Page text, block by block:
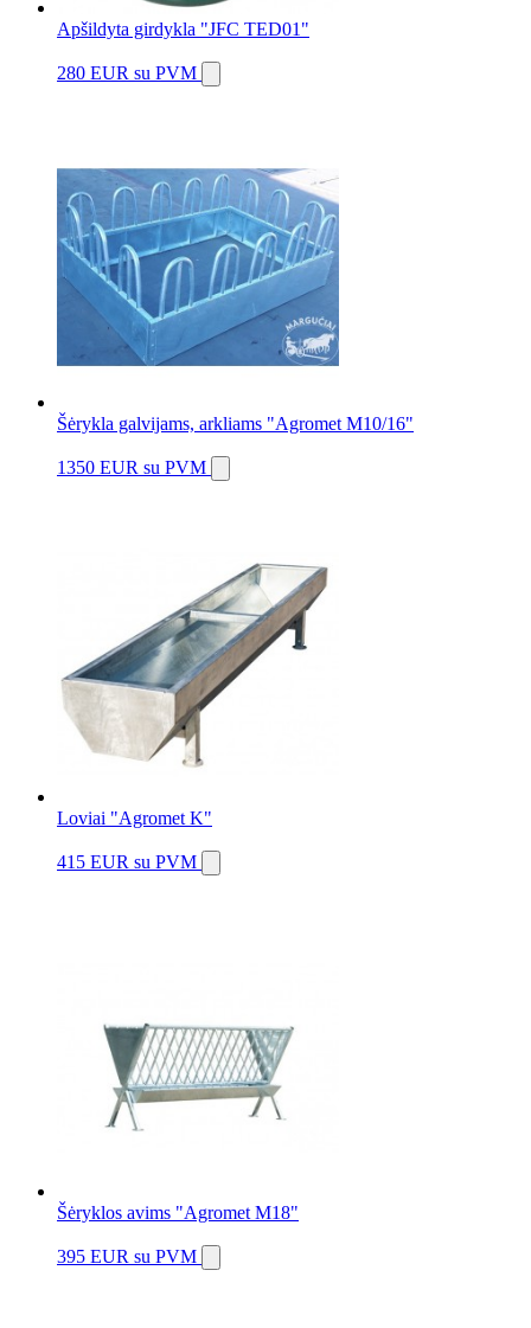
Apšildyta girdykla "JFC TED01"
280 EUR su PVM
Šėrykla galvijams, arkliams "Agromet M10/16"
1350 EUR su PVM
Loviai "Agromet K"
415 EUR su PVM
Šėryklos avims "Agromet M18"
395 EUR su PVM